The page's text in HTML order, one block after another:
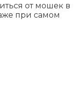
от мошек в
при самом